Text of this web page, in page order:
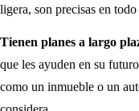
ligera, son precisas en
Tienen planes a largo
que les ayuden en su
como un inmueble o un